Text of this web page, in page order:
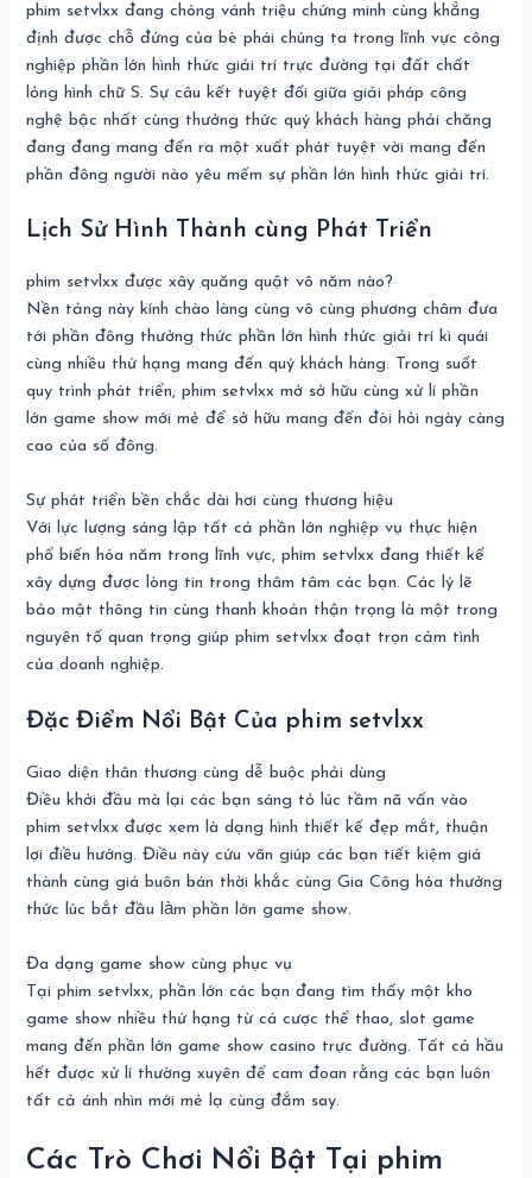
phim setvlxx đang chóng vánh triệu chứng minh cùng khẳng
định được chỗ đứng của bè phái chúng ta trong lĩnh vực công
nghiệp phần lớn hình thức giải trí trực đường tại đất chất
lỏng hình chữ S. Sự câu kết tuyệt đối giữa giải pháp công
nghệ bậc nhất cùng thưởng thức quý khách hàng phải chăng
đang đang mang đến ra một xuất phát tuyệt vời mang đến
phần đông người nào yêu mếm sự phần lớn hình thức giải trí.
Lịch Sử Hình Thành cùng Phát Triển
phim setvlxx được xây quăng quật vô năm nào?
Nền tảng này kính chào làng cùng vô cùng phương châm đưa
tới phần đông thưởng thức phần lớn hình thức giải trí kì quái
cùng nhiều thứ hạng mang đến quý khách hàng. Trong suốt
quy trình phát triển, phim setvlxx mở sở hữu cùng xử lí phần
lớn game show mới mẻ để sở hữu mang đến đòi hỏi ngày càng
cao của số đông.
Sự phát triển bền chắc dài hơi cùng thương hiệu
Với lực lượng sáng lập tất cả phần lớn nghiệp vụ thực hiện
phổ biến hóa năm trong lĩnh vực, phim setvlxx đang thiết kế
xây dựng được lòng tin trong thâm tâm các bạn. Các lý lẽ
bảo mật thông tin cùng thanh khoản thận trọng là một trong
nguyên tố quan trọng giúp phim setvlxx đoạt trọn cảm tình
của doanh nghiệp.
Đặc Điểm Nổi Bật Của phim setvlxx
Giao diện thân thương cùng dễ buộc phải dùng
Điều khởi đầu mà lại các bạn sáng tỏ lúc tầm nã vấn vào
phim setvlxx được xem là dạng hình thiết kế đẹp mắt, thuận
lợi điều hướng. Điều này cứu vãn giúp các bạn tiết kiệm giá
thành cùng giá buôn bán thời khắc cùng Gia Công hóa thưởng
thức lúc bắt đầu làm phần lớn game show.
Đa dạng game show cùng phục vụ
Tại phim setvlxx, phần lớn các bạn đang tìm thấy một kho
game show nhiều thứ hạng từ cá cược thể thao, slot game
mang đến phần lớn game show casino trực đường. Tất cả hầu
hết được xử lí thường xuyên để cam đoan rằng các bạn luôn
tất cả ánh nhìn mới mẻ lạ cùng đắm say.
Các Trò Chơi Nổi Bật Tại phim